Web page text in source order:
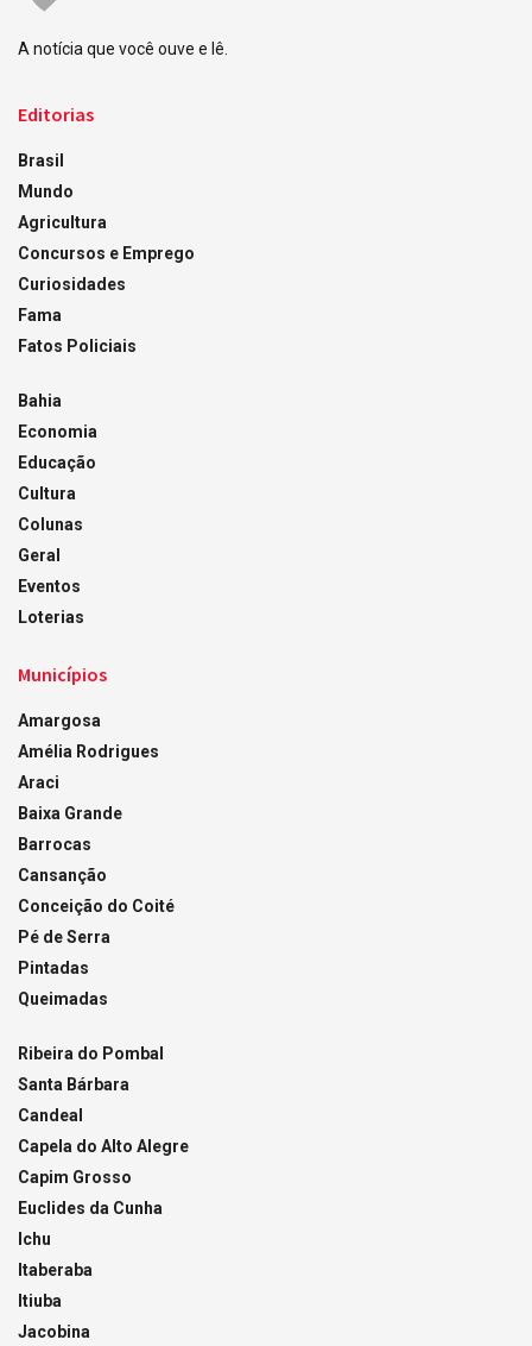
A notícia que você ouve e lê.
Editorias
Brasil
Mundo
Agricultura
Concursos e Emprego
Curiosidades
Fama
Fatos Policiais
Bahia
Economia
Educação
Cultura
Colunas
Geral
Eventos
Loterias
Municípios
Amargosa
Amélia Rodrigues
Araci
Baixa Grande
Barrocas
Cansanção
Conceição do Coité
Pé de Serra
Pintadas
Queimadas
Ribeira do Pombal
Santa Bárbara
Candeal
Capela do Alto Alegre
Capim Grosso
Euclides da Cunha
Ichu
Itaberaba
Itiuba
Jacobina